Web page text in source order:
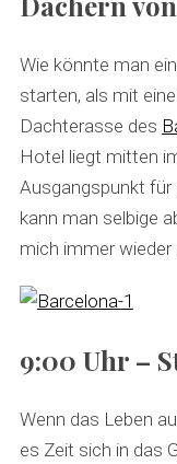
Wie könnte man
starten, als mit
Dachterasse des
Hotel liegt mitten
Ausgangspunkt für
kann man selbige
mich immer wieder
9:00 Uhr –
Wenn das Leben
es Zeit sich in das